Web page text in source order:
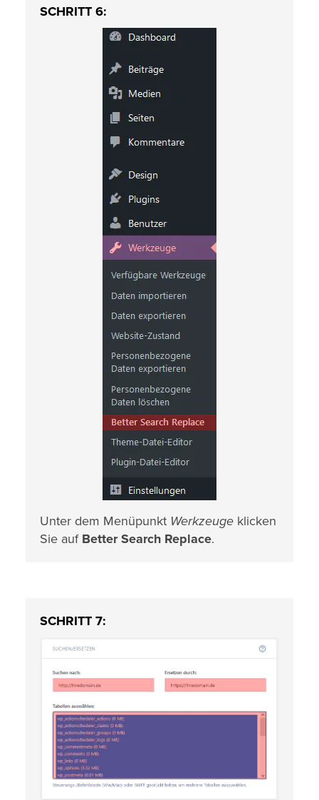
SCHRITT 6:
Unter dem Menüpunkt Werkzeuge klicken
Sie auf Better Search Replace.
SCHRITT 7: